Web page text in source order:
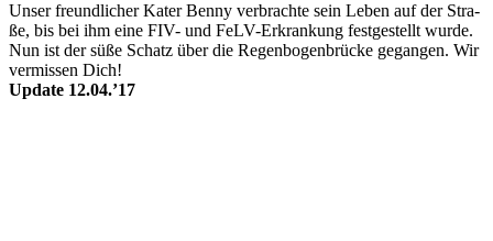
Unser freund­lich­er Ka­ter Benny ver­brach­te sein Le­ben auf der Stra­
ße, bis bei ihm eine FIV- und FeLV-Er­krank­ung fest­ge­stellt wur­de.
Nun ist der süße Schatz über die Regenbogenbrücke gegangen. Wir
vermissen Dich!
Update 12.04.’17